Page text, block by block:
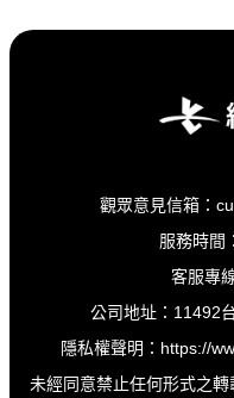
觀眾意見信箱：
服務時間
客服專
公司地址：11492
隱私權聲明： https://
未經同意禁止任何形式之